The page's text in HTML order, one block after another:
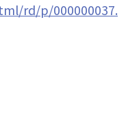
rd/p/000000037.